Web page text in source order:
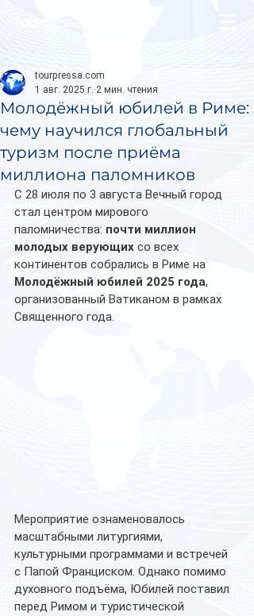
Молодёжный юбилей в Риме:
чему научился глобальный
туризм после приёма
миллиона паломников
tourpressa.com
1 авг. 2025 г. 2 мин. чтения
С 28 июля по 3 августа Вечный город
стал центром мирового
паломничества: почти миллион
молодых верующих со всех
континентов собрались в Риме на
Молодёжный юбилей 2025 года,
организованный Ватиканом в рамках
Священного года.
Мероприятие ознаменовалось
масштабными литургиями,
культурными программами и встречей
с Папой Франциском. Однако помимо
духовного подъёма, Юбилей поставил
перед Римом и туристической